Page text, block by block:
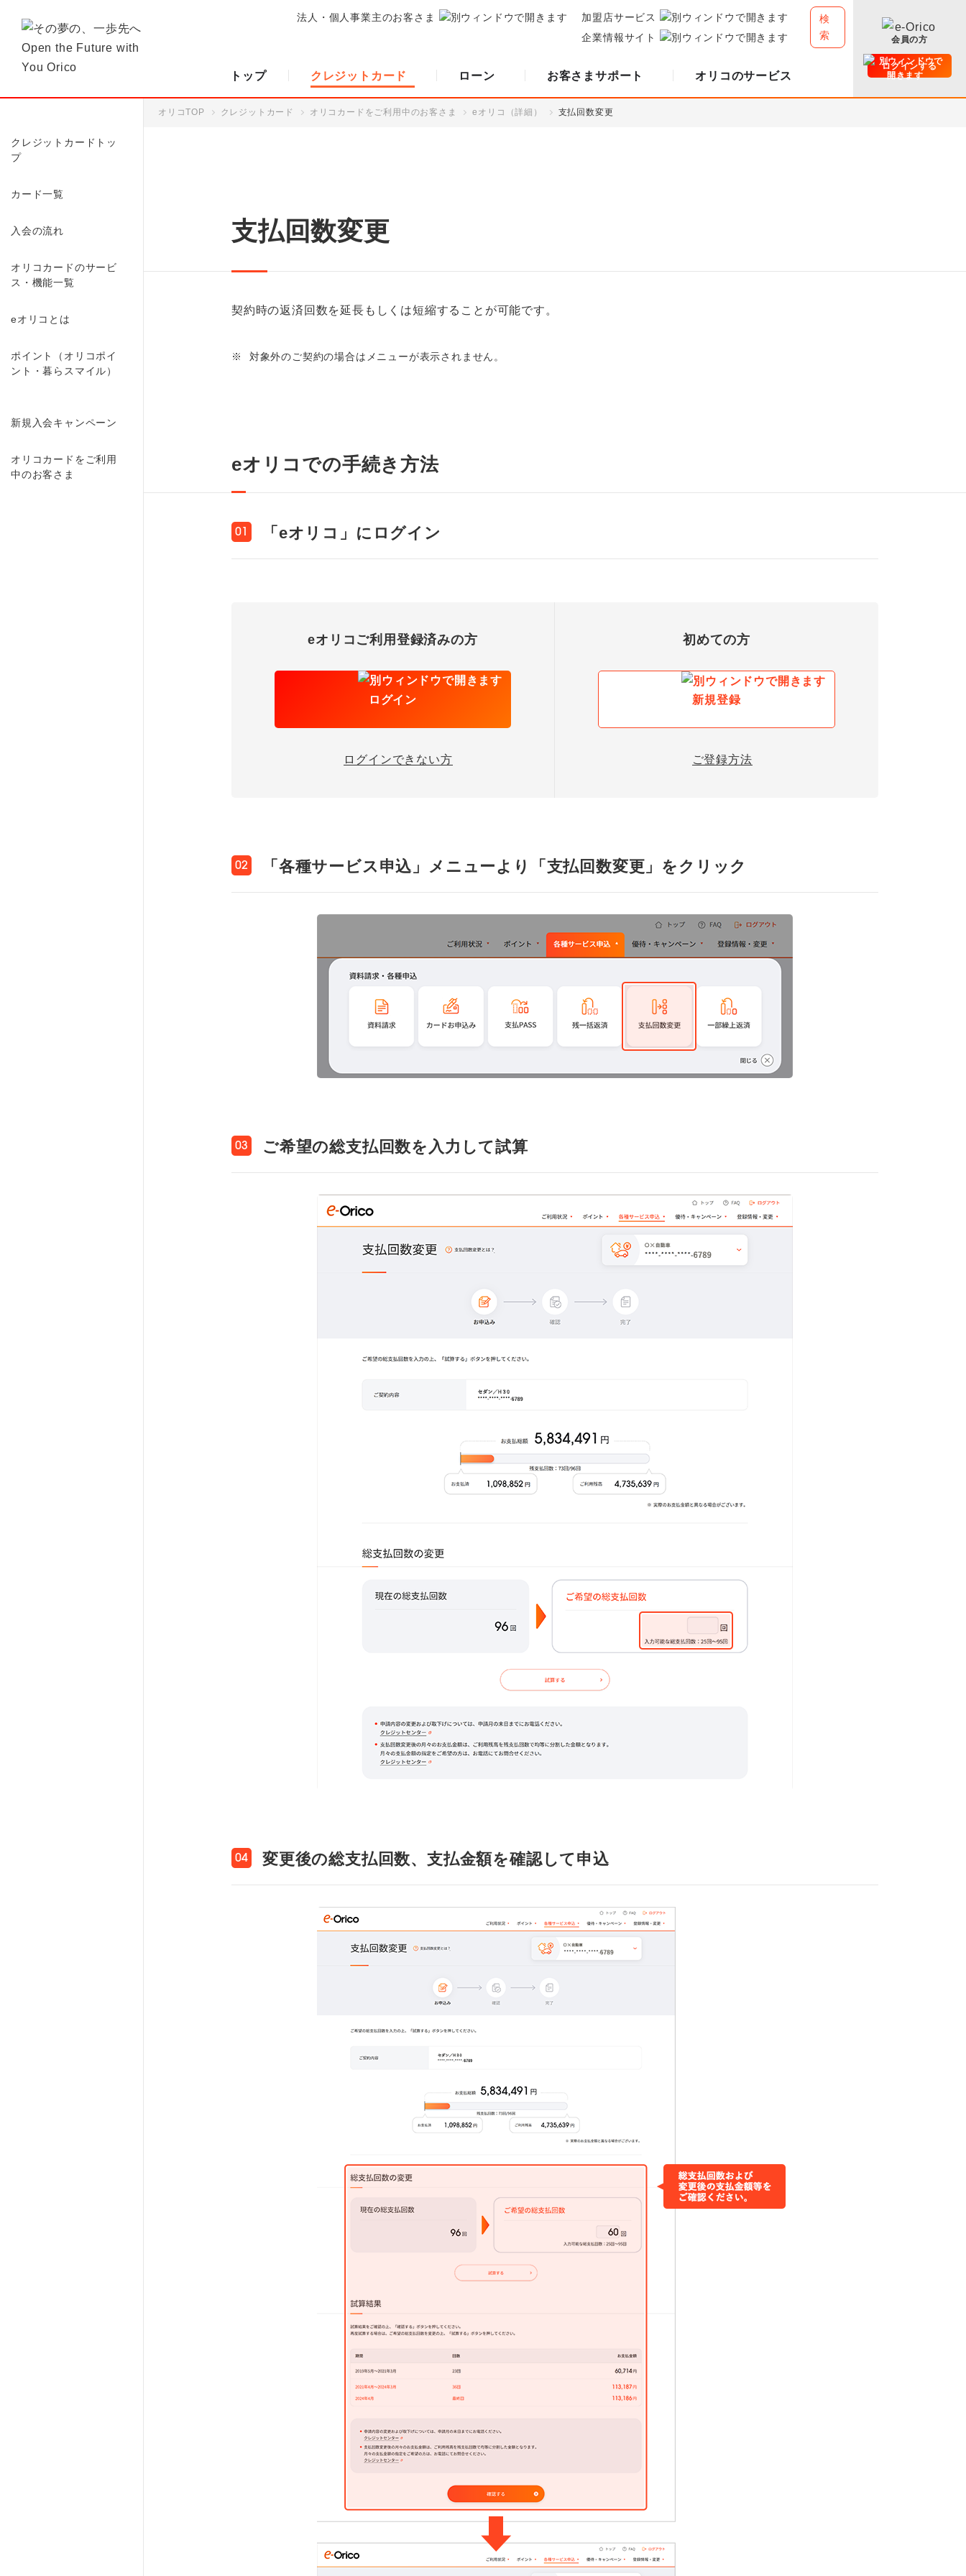
法人・個人事業主のお客さま
加盟店サービス
企業情報サイト
検
索
トップ クレジットカード ローン お客さまサポート オリコのサービス
会員の方
ログインする
クレジットカードトッ
プ
カード一覧
入会の流れ
オリコカードのサービ
ス・機能一覧
eオリコとは
ポイント（オリコポイ
ント・暮らスマイル）
新規入会キャンペーン
オリコカードをご利用
中のお客さま
オリコTOP クレジットカード オリコカードをご利用中のお客さま eオリコ（詳細） 支払回数変更
支払回数変更
契約時の返済回数を延長もしくは短縮することが可能です。
※ 対象外のご契約の場合はメニューが表示されません。
eオリコでの手続き方法
01 「eオリコ」にログイン
eオリコご利用登録済みの方
ログイン
ログインできない方
初めての方
新規登録
ご登録方法
02 「各種サービス申込」メニューより「支払回数変更」をクリック
03 ご希望の総支払回数を入力して試算
04 変更後の総支払回数、支払金額を確認して申込